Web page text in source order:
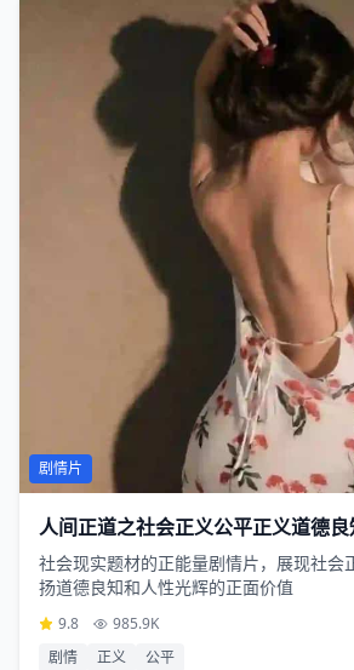
剧情片
人间正道之社会正义公平正义道德
社会现实题材的正能量剧情片，展现社会
扬道德良知和人性光辉的正面价值
9.8 985.9K
剧情
正义 公平